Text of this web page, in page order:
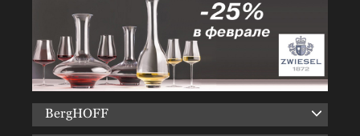
BergHOFF